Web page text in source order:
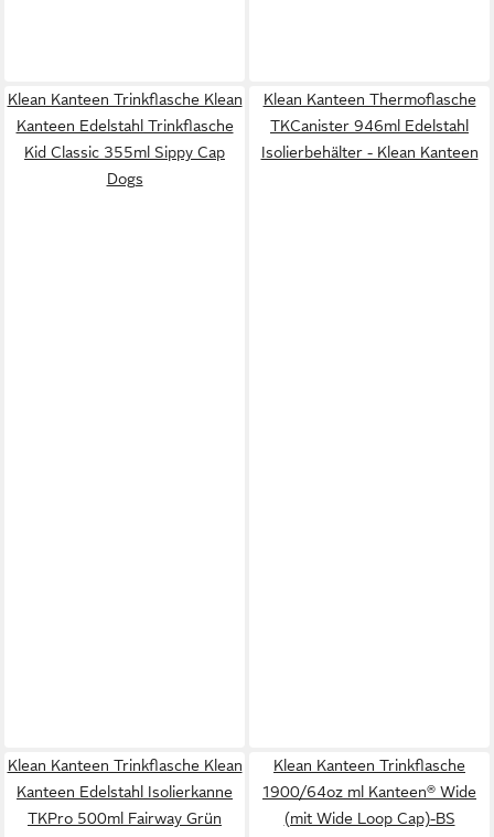
Klean Kanteen Trinkflasche Klean
Kanteen Edelstahl Trinkflasche
Kid Classic 355ml Sippy Cap
Dogs
Klean Kanteen Thermoflasche
TKCanister 946ml Edelstahl
Isolierbehälter - Klean Kanteen
Klean Kanteen Trinkflasche Klean
Kanteen Edelstahl Isolierkanne
TKPro 500ml Fairway Grün
Klean Kanteen Trinkflasche
1900/64oz ml Kanteen® Wide
(mit Wide Loop Cap)-BS